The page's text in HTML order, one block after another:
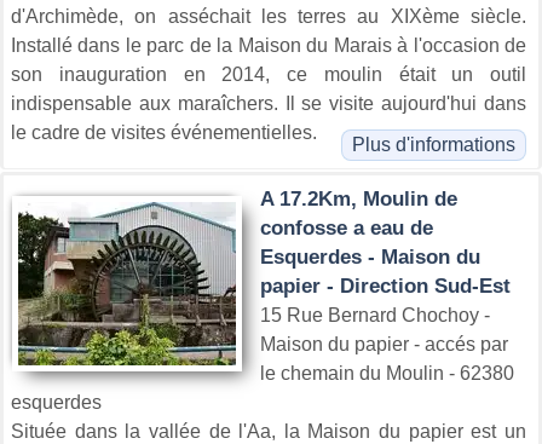
d'Archimède, on asséchait les terres au XIXème siècle.
Installé dans le parc de la Maison du Marais à l'occasion de
son inauguration en 2014, ce moulin était un outil
indispensable aux maraîchers. Il se visite aujourd'hui dans
le cadre de visites événementielles.
Plus d'informations
A 17.2Km, Moulin de
confosse a eau de
Esquerdes - Maison du
papier - Direction Sud-Est
15 Rue Bernard Chochoy -
Maison du papier - accés par
le chemain du Moulin - 62380
esquerdes
Située dans la vallée de l'Aa, la Maison du papier est un